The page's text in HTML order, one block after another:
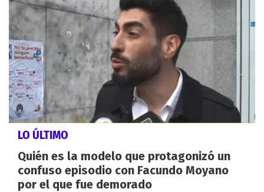
LO ÚLTIMO
Quién es la modelo que protagonizó un
confuso episodio con Facundo Moyano
por el que fue demorado